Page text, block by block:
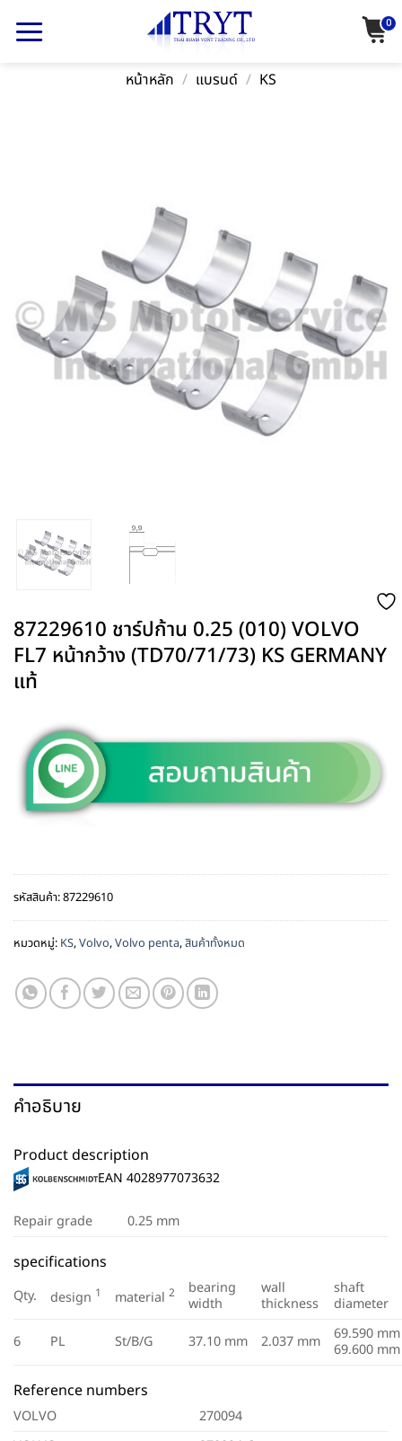
0
หน้าหลัก / แบรนด์ / KS
87229610 ชาร์ปก้าน 0.25 (010) VOLVO
FL7 หน้ากว้าง (TD70/71/73) KS GERMANY
แท้
รหัสสินค้า:87229610
หมวดหมู่: KS,Volvo,Volvo penta,สินค้าทั้งหมด
คำอธิบาย
Product description
EAN 4028977073632
Repair grade 0.25 mm
specifications
Qty. design 1 material2
bearing
width
wall
thickness
shaft
diameter
6
PL St/B/G 37.10 mm 2.037 mm
69.590 mm
69.600 mm
Reference numbers
VOLVO
270094